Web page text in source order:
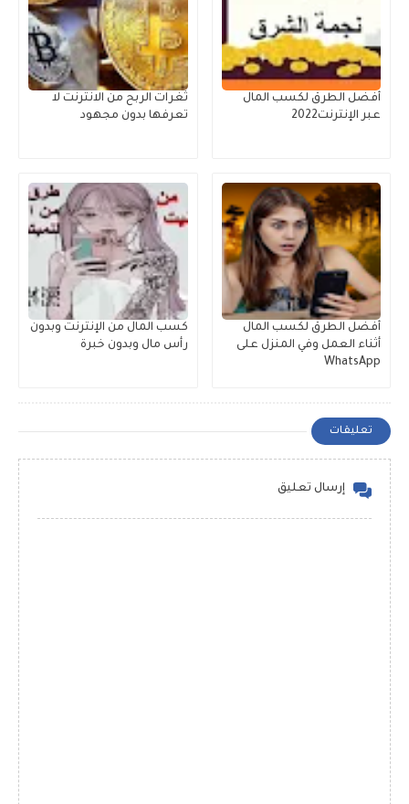
أفضل الطرق لكسب المال
عبر الإنترنت2022
ثغرات الربح من الانترنت لا
تعرفها بدون مجهود
أفضل الطرق لكسب المال
أثناء العمل وفي المنزل على
WhatsApp
كسب المال من الإنترنت وبدون
رأس مال وبدون خبرة
تعليقات
إرسال تعليق